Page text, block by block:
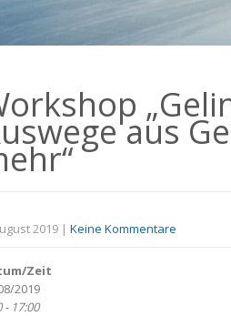
aus
2019 | Keine Kommentare
Zeit
2019
- 17:00